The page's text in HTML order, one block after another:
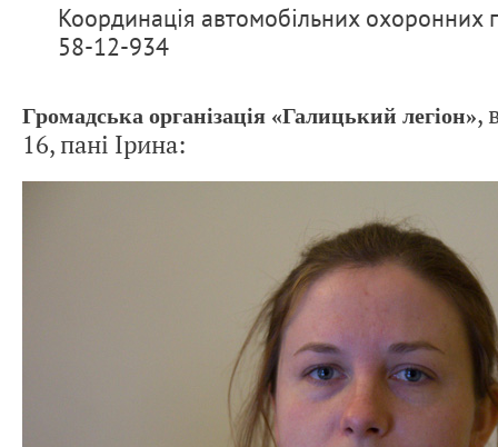
Координація автомобільних охоронних
58-12-934
Громадська організація «Галицький легіон»,
16, пані Ірина: